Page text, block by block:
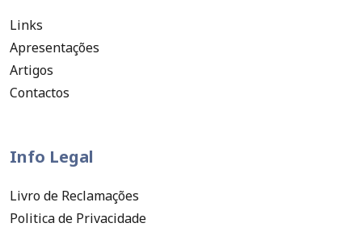
Links
Apresentações
Artigos
Contactos
Info Legal
Livro de Reclamações
Politica de Privacidade